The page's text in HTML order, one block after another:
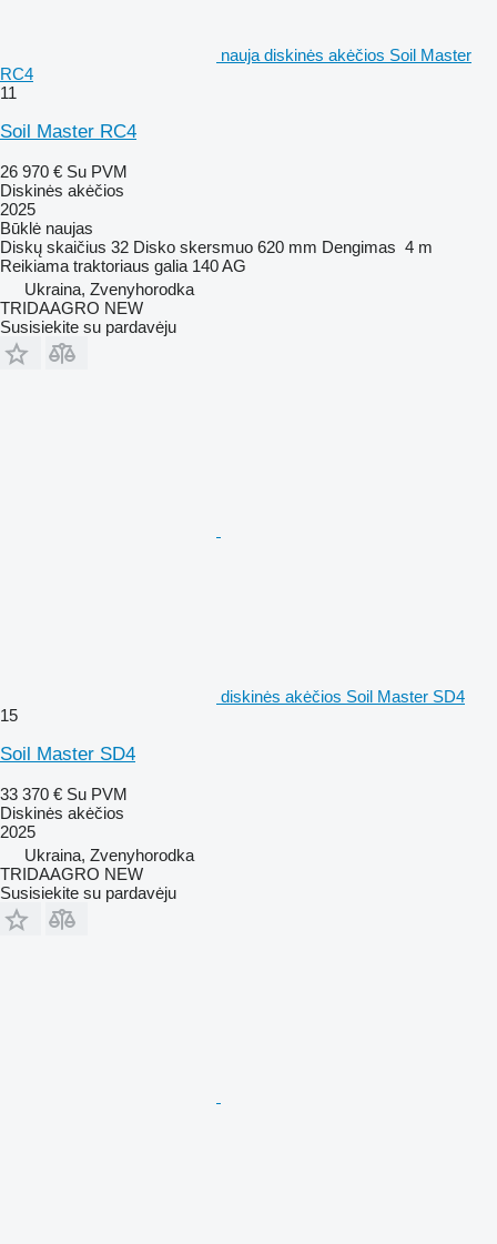
nauja diskinės akėčios Soil Master
RC4
11
Soil Master RC4
26 970 € Su PVM
Diskinės akėčios
2025
Būklė naujas
Diskų skaičius 32 Disko skersmuo 620 mm Dengimas 4 m
Reikiama traktoriaus galia 140 AG
Ukraina, Zvenyhorodka
TRIDAAGRO NEW
Susisiekite su pardavėju
diskinės akėčios Soil Master SD4
15
Soil Master SD4
33 370 € Su PVM
Diskinės akėčios
2025
Ukraina, Zvenyhorodka
TRIDAAGRO NEW
Susisiekite su pardavėju